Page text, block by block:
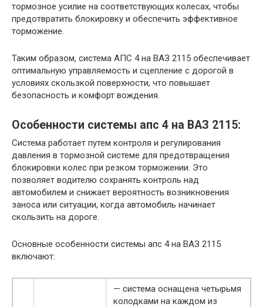
тормозное усилие на соответствующих колесах, чтобы
предотвратить блокировку и обеспечить эффективное
торможение.
Таким образом, система АПС 4 на ВАЗ 2115 обеспечивает
оптимальную управляемость и сцепление с дорогой в
условиях скользкой поверхности, что повышает
безопасность и комфорт вождения.
Особенности системы апс 4 на ВАЗ 2115:
Система работает путем контроля и регулирования
давления в тормозной системе для предотвращения
блокировки колес при резком торможении. Это
позволяет водителю сохранять контроль над
автомобилем и снижает вероятность возникновения
заноса или ситуации, когда автомобиль начинает
скользить на дороге.
Основные особенности системы апс 4 на ВАЗ 2115
включают:
— система оснащена четырьмя
колодками на каждом из